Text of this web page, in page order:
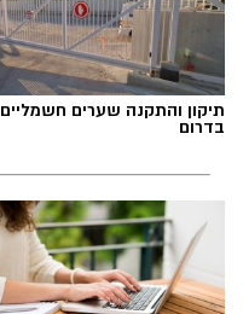
תיקון והתקנה שערים חשמליים
בדרום